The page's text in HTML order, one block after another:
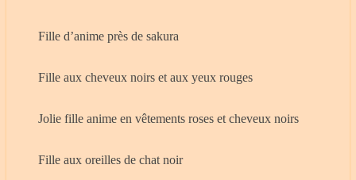
Fille d’anime près de sakura
Fille aux cheveux noirs et aux yeux rouges
Jolie fille anime en vêtements roses et cheveux noirs
Fille aux oreilles de chat noir